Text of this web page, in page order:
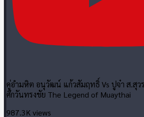
คู่อำมหิต อนุวัฒน์ แก้วสัมฤทธิ์ Vs ปูจ๋า ส.สุ
ศึกวันทรงชัย The Legend of Muaythai
987.3K views